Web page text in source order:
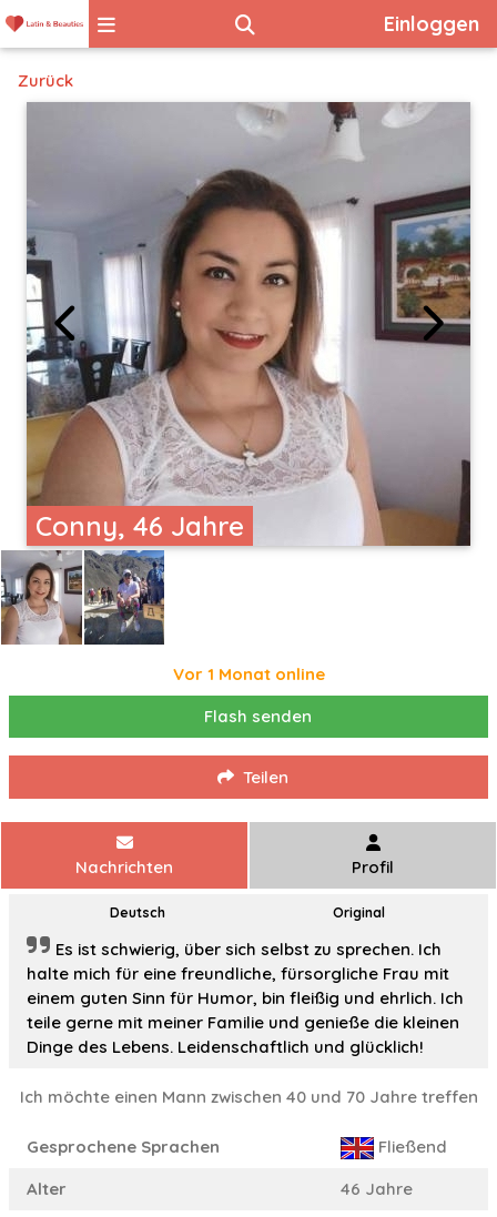
Einloggen
Zurück
Conny, 46 Jahre
Vor 1 Monat online
Flash senden
Teilen
Nachrichten Profil
Deutsch Original
Es ist schwierig, über sich selbst zu sprechen. Ich
halte mich für eine freundliche, fürsorgliche Frau mit
einem guten Sinn für Humor, bin fleißig und ehrlich. Ich
teile gerne mit meiner Familie und genieße die kleinen
Dinge des Lebens. Leidenschaftlich und glücklich!
Ich möchte einen Mann zwischen 40 und 70 Jahre treffen
Gesprochene Sprachen
Fließend
Alter
46 Jahre